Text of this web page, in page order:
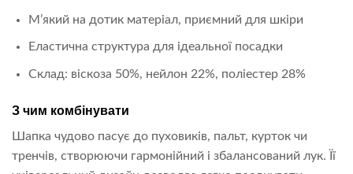
М’який на дотик матеріал, приємний для шкіри
Еластична структура для ідеальної посадки
Склад: віскоза 50%, нейлон 22%, поліестер 28%
З чим комбінувати
Шапка чудово пасує до пуховиків, пальт, курток чи
тренчів, створюючи гармонійний і збалансований лук. Її